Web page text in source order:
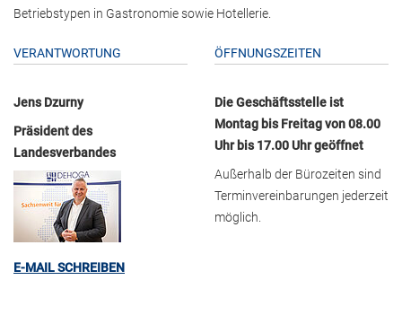
Betriebstypen in Gastronomie sowie Hotellerie.
VERANTWORTUNG
Jens Dzurny
Präsident des
Landesverbandes
E-MAIL SCHREIBEN
ÖFFNUNGSZEITEN
Die Geschäftsstelle ist
Montag bis Freitag von 08.00
Uhr bis 17.00 Uhr geöffnet
Außerhalb der Bürozeiten sind
Terminvereinbarungen jederzeit
möglich.